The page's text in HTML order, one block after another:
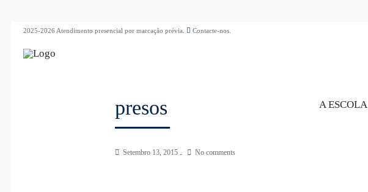
2025-2026 Atendimento presencial por marcação prévia. Contacte-nos.
A ESCOLA
presos
Setembro 13, 2015 No comments